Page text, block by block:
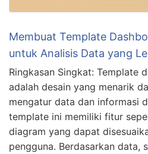
Membuat Template
untuk Analisis Data yang
Ringkasan Singkat: Template
adalah desain yang menarik
mengatur data dan informasi
template ini memiliki fitur
diagram yang dapat
pengguna. Berdasarkan data,